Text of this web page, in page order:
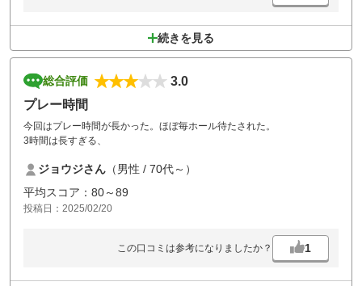
続きを見る
総合評価
3.0
プレー時間
今回はプレー時間が長かった。ほぼ毎ホール待たされた。
3時間は長すぎる、
ジョウジさん （男性 / 70代～）
平均スコア：80～89
投稿日：2025/02/20
この口コミは参考になりましたか？ 1